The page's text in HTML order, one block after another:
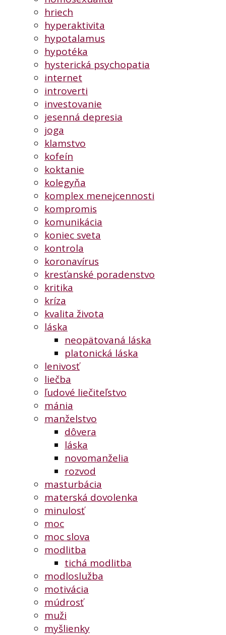
hriech
hyperaktivita
hypotalamus
hypotéka
hysterická psychopatia
internet
introverti
investovanie
jesenná depresia
joga
klamstvo
kofeín
koktanie
kolegyňa
komplex menejcennosti
kompromis
komunikácia
koniec sveta
kontrola
koronavírus
kresťanské poradenstvo
kritika
kríza
kvalita života
láska
neopätovaná láska
platonická láska
lenivosť
liečba
ľudové liečiteľstvo
mánia
manželstvo
dôvera
láska
novomanželia
rozvod
masturbácia
materská dovolenka
minulosť
moc
moc slova
modlitba
tichá modlitba
modloslužba
motivácia
múdrosť
muži
myšlienky